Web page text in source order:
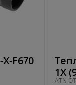
F670
1X
ATN